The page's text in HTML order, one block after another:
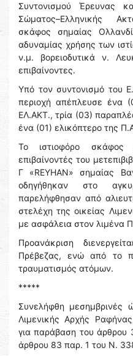
Συντονισμού Έρευνας
Σώματος–Ελληνικής
σκάφος σημαίας
αδυναμίας χρήσης των
ν.μ. βορειοδυτικά ν.
επιβαίνοντες.
Υπό τον συντονισμό του
περιοχή απέπλευσε ένα
ΕΛ.ΑΚΤ., τρία (03)
ένα (01) ελικόπτερο της
Το ιστιοφόρο σκάφος
επιβαίνοντές του
Γ «REYHAN» σημαίας
οδηγήθηκαν στο
παρελήφθησαν από
στελέχη της οικείας
με ασφάλεια στον λιμένα
Προανάκριση
Πρέβεζας, ενώ από το
τραυματισμός ατόμων.
*****
Συνελήφθη μεσημβρινές
Λιμενικής Αρχής
για παράβαση του άρθρου
άρθρου 83 παρ. 1 του Ν.